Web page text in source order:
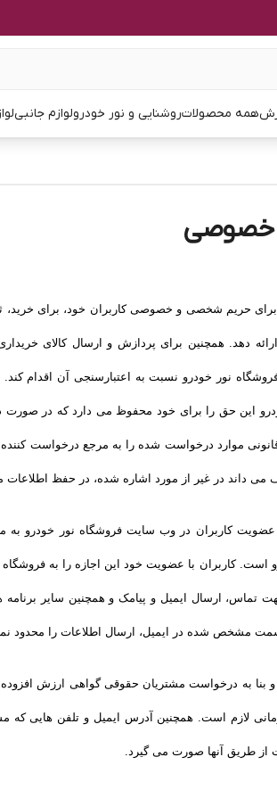
همه محصولاتروشنایی و نور خودرولوازم جانبی
خصوصی
حریم شخصی و خصوصی کاربران خود، برای خرید،
دهد. همچنین برای پردازش و ارسال کالای
فروشگاه نور خودرو نسبت به اعتبارسنجی آن اقدام
این حق را برای خود محفوظ می دارد که در صورت
موارد درخواست شده را به مرجع درخواست
داند در غیر از مورد اشاره شده، در حفظ اطلاعات
کاربران در وب سایت فروشگاه نور خودرو به
است. کاربران با عضویت خود این اجازه را به
تماس، ارسال ایمیل و پیامک و همچنین سایر
مشخص شده در ایمیل، ارسال اطلاعات را محدود
بنا به درخواست مشتریان حقوقی گواهی ارزش
لازم است. همچنین آدرس ایمیل و تلفن هایی
از طریق آنها صورت می گیرد.